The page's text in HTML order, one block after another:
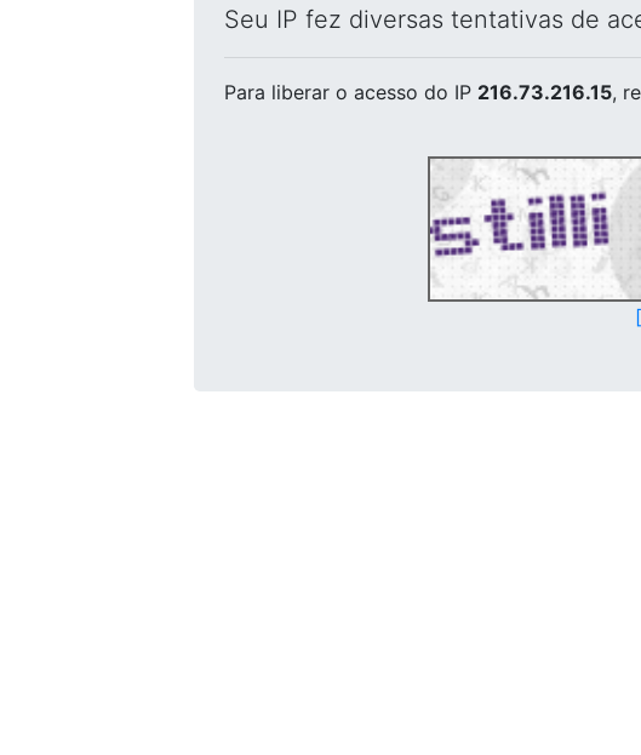
Seu IP fez diversas tentativas de
Para liberar o acesso do IP 216.73.216.15,